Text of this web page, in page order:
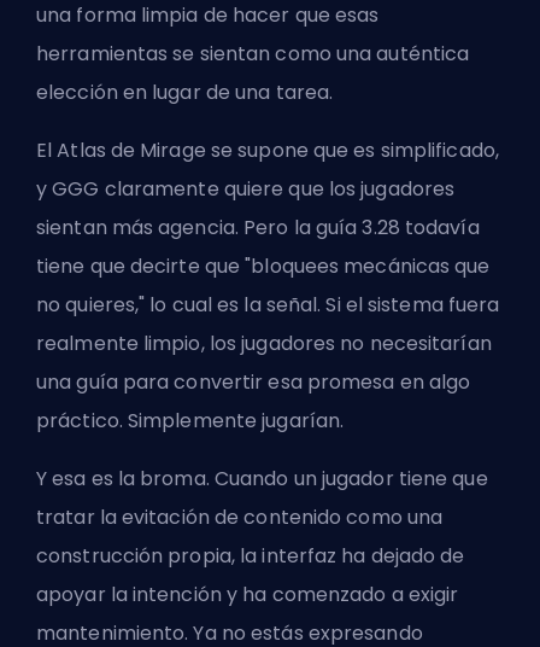
una forma limpia de hacer que esas
herramientas se sientan como una auténtica
elección en lugar de una tarea.
El Atlas de Mirage se supone que es simplificado,
y GGG claramente quiere que los jugadores
sientan más agencia. Pero la guía 3.28 todavía
tiene que decirte que "bloquees mecánicas que
no quieres," lo cual es la señal. Si el sistema fuera
realmente limpio, los jugadores no necesitarían
una guía para convertir esa promesa en algo
práctico. Simplemente jugarían.
Y esa es la broma. Cuando un jugador tiene que
tratar la evitación de contenido como una
construcción propia, la interfaz ha dejado de
apoyar la intención y ha comenzado a exigir
mantenimiento. Ya no estás expresando